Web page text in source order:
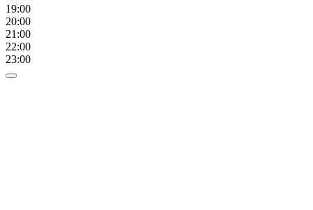
19:00
20:00
21:00
22:00
23:00